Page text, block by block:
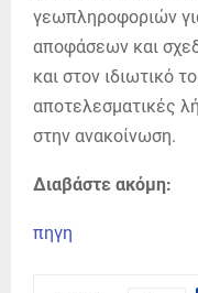
γεωπληροφοριών
αποφάσεων και
και στον ιδιωτικό
αποτελεσματικές
στην ανακοίνωση.
Διαβάστε ακόμη:
πηγη